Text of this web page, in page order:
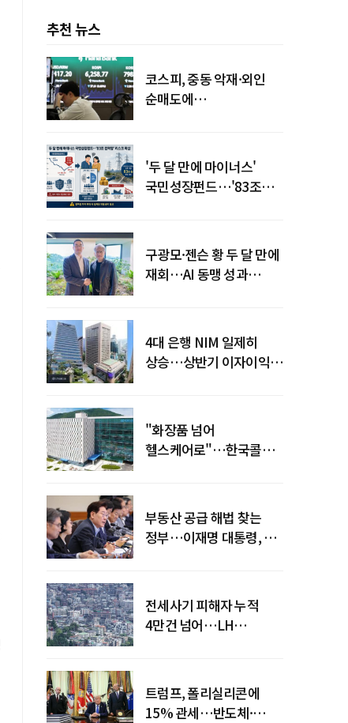
추천 뉴스
코스피, 중동 악재·외인
순매도에
'두 달 만에 마이너스'
국민성장펀드…'83조
구광모·젠슨 황 두 달 만에
재회…AI 동맹 성과
4대 은행 NIM 일제히
상승…상반기 이자이익
"화장품 넘어
헬스케어로"…한국콜마,
부동산 공급 해법 찾는
정부…이재명 대통령, 2차
전세사기 피해자 누적
4만건 넘어…LH
트럼프, 폴리실리콘에
15% 관세…반도체·